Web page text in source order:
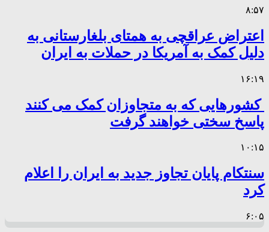
۸:۵۷
اعتراض عراقچی به همتای بلغارستانی به
دلیل کمک به آمریکا در حملات به ایران
۱۶:۱۹
کشورهایی که به متجاوزان کمک می کنند
پاسخ سختی خواهند گرفت
۱۰:۱۵
سنتکام پایان تجاوز جدید به ایران را اعلام
کرد
۶:۰۵